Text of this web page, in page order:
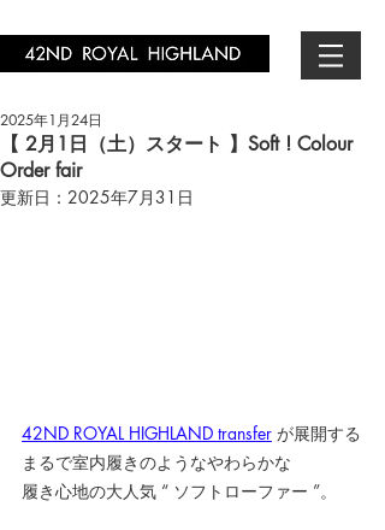
【 2月1日（土）スタート 】Soft ! Colour
Order fair
2025年1月24日
更新日： 2025年7月31日
42ND ROYAL HIGHLAND transfer が展開する
まるで室内履きのようなやわらかな
履き心地の大人気 “ ソフトローファー ”。